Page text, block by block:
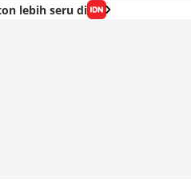
lebih seru di